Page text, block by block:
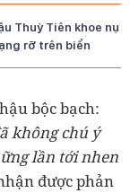
Thuỳ Tiên khoe nụ
rỡ trên biển
bộc bạch:
không chú ý
lần tới nhen
được phản